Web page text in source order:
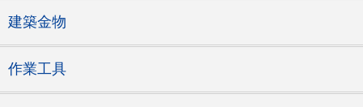
建築金物
作業工具